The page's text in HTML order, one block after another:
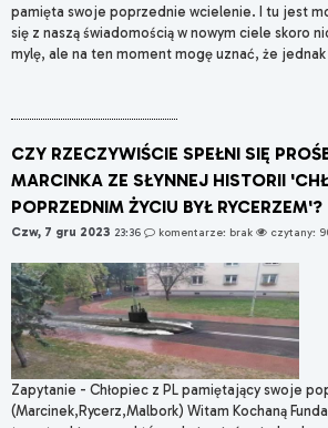
pamięta swoje poprzednie wcielenie. I tu jest
się z naszą świadomością w nowym ciele skoro
mylę, ale na ten moment mogę uznać, że
CZY RZECZYWIŚCIE SPEŁNI SIĘ
MARCINKA ZE SŁYNNEJ HISTORII
POPRZEDNIM ŻYCIU BYŁ RYCERZEM'?
Czw, 7 gru 2023 23:36 komentarze: brak czytany:
Zapytanie - Chłopiec z PL pamiętający swoje
(Marcinek,Rycerz,Malbork) Witam Kochaną